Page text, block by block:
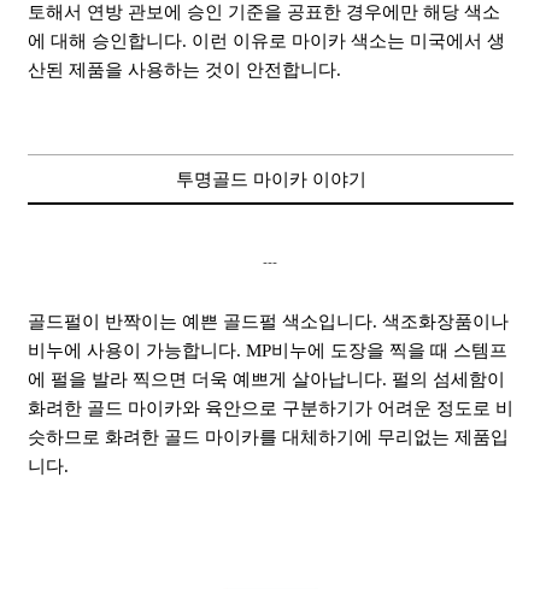
토해서 연방 관보에 승인 기준을 공표한 경우에만 해당 색소
에 대해 승인합니다. 이런 이유로 마이카 색소는 미국에서 생
산된 제품을 사용하는 것이 안전합니다.
투명골드 마이카 이야기
---
골드펄이 반짝이는 예쁜 골드펄 색소입니다. 색조화장품이나
비누에 사용이 가능합니다. MP비누에 도장을 찍을 때 스템프
에 펄을 발라 찍으면 더욱 예쁘게 살아납니다. 펄의 섬세함이
화려한 골드 마이카와 육안으로 구분하기가 어려운 정도로 비
슷하므로 화려한 골드 마이카를 대체하기에 무리없는 제품입
니다.